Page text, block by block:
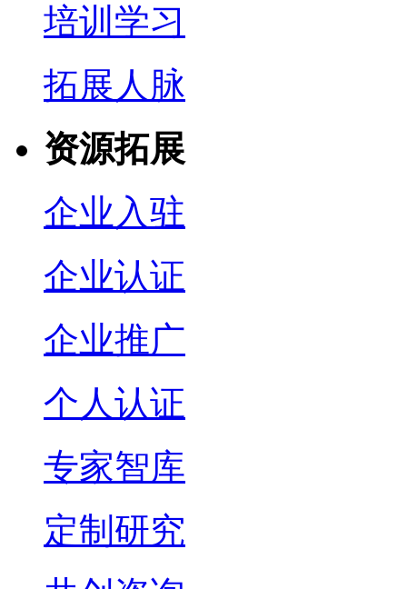
培训学习
拓展人脉
资源拓展
企业入驻
企业认证
企业推广
个人认证
专家智库
定制研究